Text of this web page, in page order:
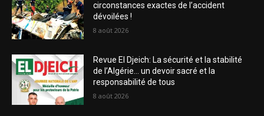
circonstances exactes de l’accident
dévoilées !
8 août 2026
Revue El Djeich: La sécurité et la stabilité
de l’Algérie… un devoir sacré et la
responsabilité de tous
8 août 2026